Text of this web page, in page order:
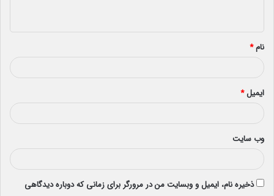
*
نام*
ایمیل*
وب‌ سایت
ذخیره نام، ایمیل و وبسایت من در مرورگر برای زمانی که دوباره دیدگاهی